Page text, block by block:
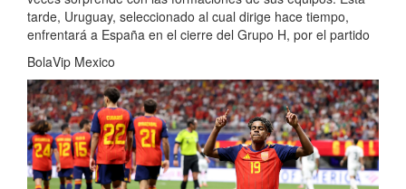
tarde, Uruguay, seleccionado al cual dirige hace tiempo,
enfrentará a España en el cierre del Grupo H, por el partido
BolaVip Mexico